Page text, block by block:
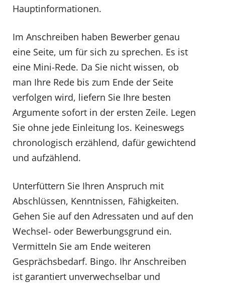
Hauptinformationen.
Im Anschreiben haben Bewerber genau
eine Seite, um für sich zu sprechen. Es ist
eine Mini-Rede. Da Sie nicht wissen, ob
man Ihre Rede bis zum Ende der Seite
verfolgen wird, liefern Sie Ihre besten
Argumente sofort in der ersten Zeile. Legen
Sie ohne jede Einleitung los. Keineswegs
chronologisch erzählend, dafür gewichtend
und aufzählend.
Unterfüttern Sie Ihren Anspruch mit
Abschlüssen, Kenntnissen, Fähigkeiten.
Gehen Sie auf den Adressaten und auf den
Wechsel- oder Bewerbungsgrund ein.
Vermitteln Sie am Ende weiteren
Gesprächsbedarf. Bingo. Ihr Anschreiben
ist garantiert unverwechselbar und